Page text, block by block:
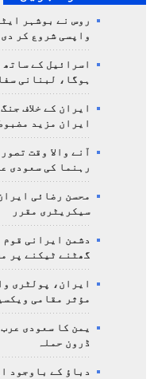
روس نے بوشہر
واپسی شروع کر دی
اسرائیل کے
ہوگا، لبنانی
ایران کے خلاف
ایران مزید
آنے والا وقت
رہنما کی سعودی
محسن رضائی
سیکریٹری مقرر
دشمن ایرانی
گھٹنے ٹیکنے پر
مؤثر مقامی
یمن کا سعودی
ڈرون حملہ
دباؤ کے باوجود